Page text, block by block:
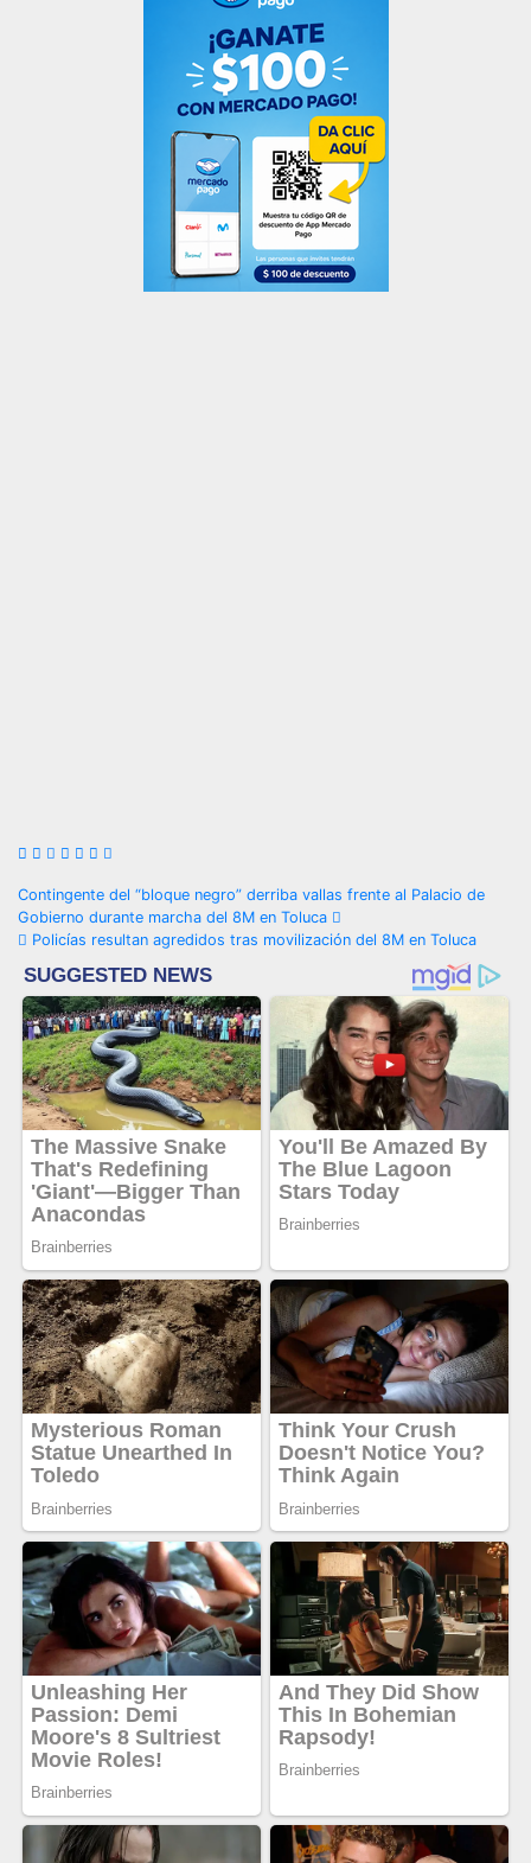
Navegación
de
entradas
Contingente del “bloque negro” derriba vallas frente al Palacio de
Gobierno durante marcha del 8M en Toluca
Policías resultan agredidos tras movilización del 8M en Toluca